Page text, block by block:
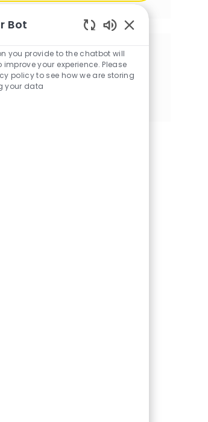
opportunity
Facebook
Share via twitter
Share via LinkedIn
Bot
you provide to the chatbot will
your experience. Please
policy to see how we are storing
your data